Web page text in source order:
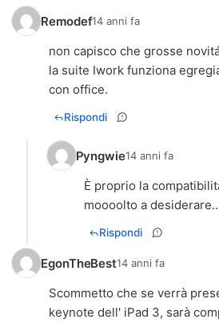
Remodef14 anni fa
non capisco che grosse
la suite Iwork funziona
con office.
Rispondi
Pyngwie14 anni fa
È proprio la
moooolto a
Rispondi
EgonTheBest14 anni fa
Scommetto che se verrà
keynote dell' iPad 3, sarà